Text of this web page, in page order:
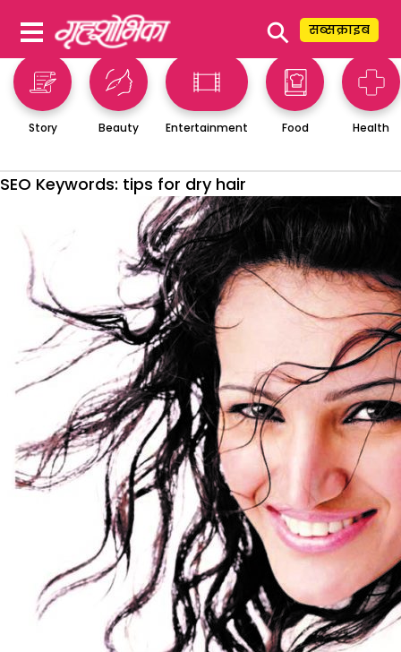
⚲ सब्सक्राइब
Story Beauty Entertainment Food Health
SEO Keywords: tips for dry hair